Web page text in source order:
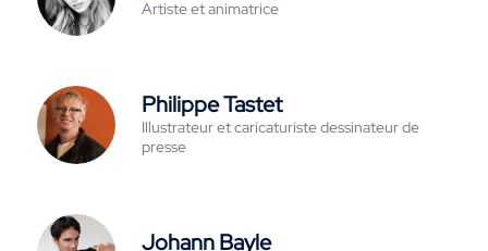
Artiste et animatrice
Philippe Tastet
Illustrateur et caricaturiste dessinateur de
presse
Johann Bayle